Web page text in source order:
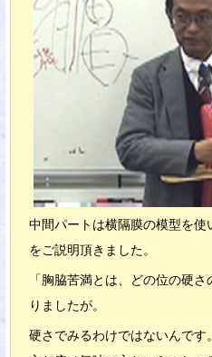
中間パートは横隔膜の模型を
をご説明頂きました。
「胸脇苦満とは、どの位の硬
りましたが。
硬さでみるわけではないんで